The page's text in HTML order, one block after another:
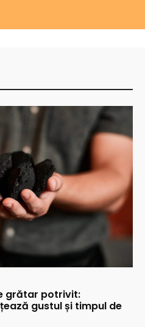
grătar potrivit:
gustul și timpul de